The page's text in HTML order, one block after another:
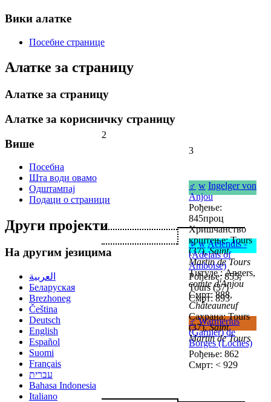
2
3
♂ w Ingelger von
Anjou
Рођење:
845проц
Хришчанство
крштење: Tours
(37),Saint
Martin de Tours
Титуле : Angers,
comte d'Anjou
Смрт: 888,
Châteauneuf
Сахрана: Tours
(37),Saint
Martin de Tours
♀ wAelendis -
(Adelais of
Amboise)
Рођење: 855,
Tours (37)
Смрт: 893
♂ Warmerius
(Garnier) de
Borges (Loches)
Рођење: 862
Смрт: < 929
Вики алатке
Посебне странице
Алатке за страницу
Алатке за страницу
Алатке за корисничку страницу
Више
Посебна
Шта води овамо
Одштампај
Подаци о страници
Други пројекти
На другим језицима
العربية
Беларуская
Brezhoneg
Čeština
Deutsch
English
Español
Suomi
Français
עברית
Bahasa Indonesia
Italiano